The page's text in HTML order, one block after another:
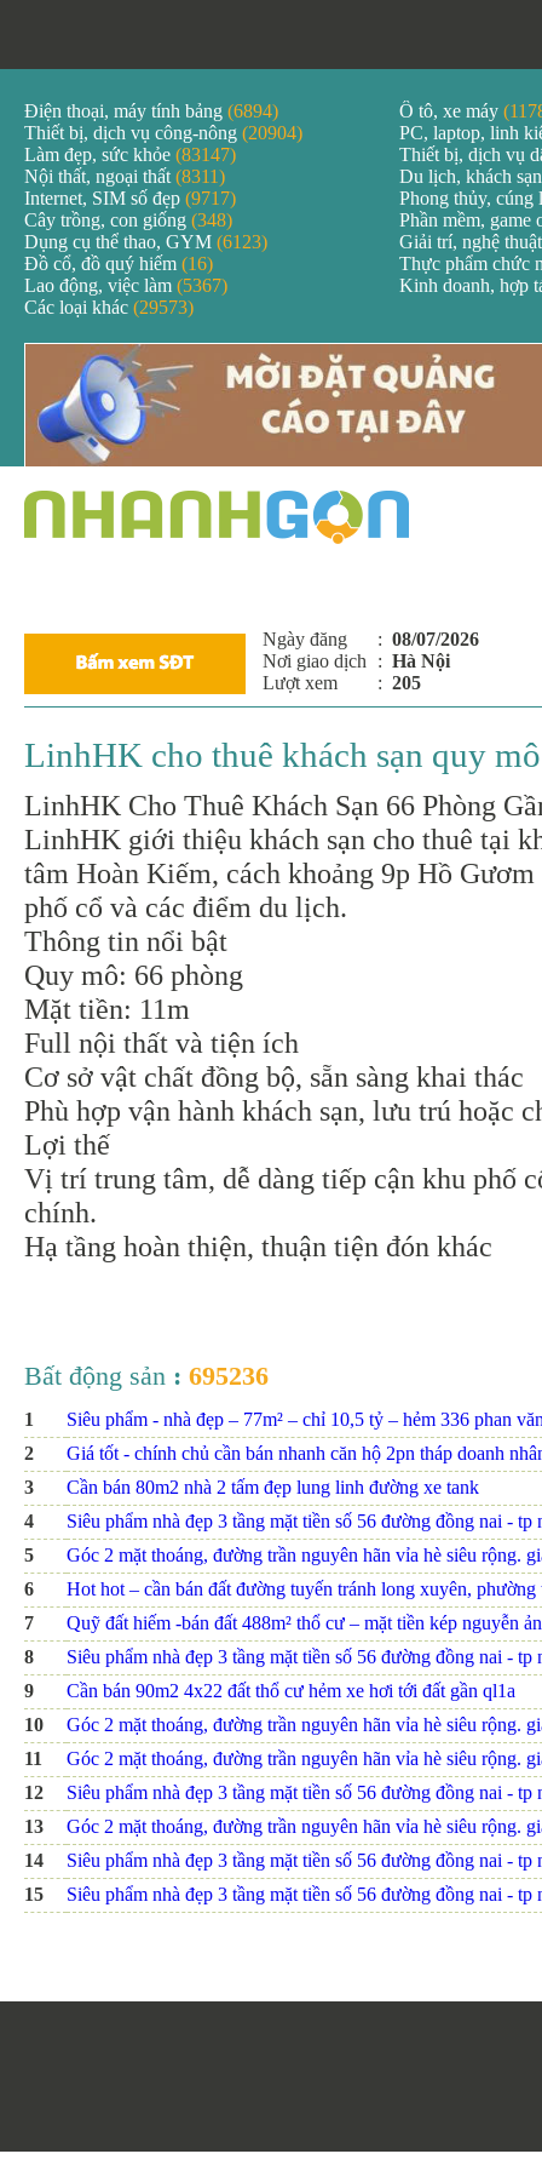
Điện thoại, máy tính bảng (6894) Ô tô, xe máy
Thiết bị, dịch vụ công-nông (20904)
PC, laptop, linh
Làm đẹp, sức khỏe (83147)
Thiết bị, dịch vụ
Nội thất, ngoại thất (8311)
Du lịch, khách
Internet, SIM số đẹp (9717)
Phong thủy, cúng
Cây trồng, con giống (348)
Phần mềm, game
Dụng cụ thể thao, GYM (6123)
Giải trí, nghệ
Đồ cổ, đồ quý hiếm (16)
Thực phẩm chức
Lao động, việc làm (5367)
Kinh doanh, hợp
Các loại khác (29573)
Ngày đăng : 08/07/2026
Nơi giao dịch : Hà Nội
Lượt xem
: 205
LinhHK cho thuê khách sạn quy
LinhHK Cho Thuê Khách Sạn 66 Phòng
LinhHK giới thiệu khách sạn cho thuê tại
tâm Hoàn Kiếm, cách khoảng 9p Hồ
phố cổ và các điểm du lịch.
Thông tin nổi bật
Quy mô: 66 phòng
Mặt tiền: 11m
Full nội thất và tiện ích
Cơ sở vật chất đồng bộ, sẵn sàng khai thác
Phù hợp vận hành khách sạn, lưu trú hoặc
Lợi thế
Vị trí trung tâm, dễ dàng tiếp cận khu phố
chính.
Hạ tầng hoàn thiện, thuận tiện đón khác
Bất động sản : 695236
1
Siêu phẩm - nhà đẹp – 77m² – chỉ 10,5 tỷ – hẻm 336 phan
2
Giá tốt - chính chủ cần bán nhanh căn hộ 2pn tháp doanh
3
Cần bán 80m2 nhà 2 tấm đẹp lung linh đường xe tank
4
Siêu phẩm nhà đẹp 3 tầng mặt tiền số 56 đường đồng nai - tp
5
Góc 2 mặt thoáng, đường trần nguyên hãn vỉa hè siêu rộng.
6
Hot hot – cần bán đất đường tuyến tránh long xuyên, phường
7
Quỹ đất hiếm -bán đất 488m² thổ cư – mặt tiền kép nguyễn
8
Siêu phẩm nhà đẹp 3 tầng mặt tiền số 56 đường đồng nai - tp
9
Cần bán 90m2 4x22 đất thổ cư hẻm xe hơi tới đất gần ql1a
10
Góc 2 mặt thoáng, đường trần nguyên hãn vỉa hè siêu rộng.
11
Góc 2 mặt thoáng, đường trần nguyên hãn vỉa hè siêu rộng.
12
Siêu phẩm nhà đẹp 3 tầng mặt tiền số 56 đường đồng nai - tp
13
Góc 2 mặt thoáng, đường trần nguyên hãn vỉa hè siêu rộng.
14
Siêu phẩm nhà đẹp 3 tầng mặt tiền số 56 đường đồng nai - tp
15
Siêu phẩm nhà đẹp 3 tầng mặt tiền số 56 đường đồng nai - tp